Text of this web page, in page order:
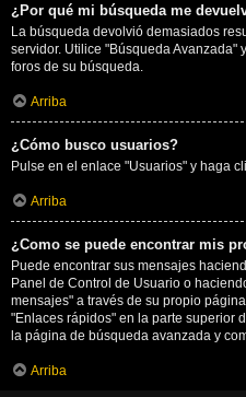
¿Por qué mi búsqueda me
La búsqueda devolvió demasiados
servidor. Utilice "Búsqueda Avanzada"
foros de su búsqueda.
Arriba
¿Cómo busco usuarios?
Pulse en el enlace "Usuarios" y haga
Arriba
¿Como se puede encontrar mis
Puede encontrar sus mensajes
Panel de Control de Usuario o
mensajes" a través de su propio
"Enlaces rápidos" en la parte superior
la página de búsqueda avanzada y
Arriba